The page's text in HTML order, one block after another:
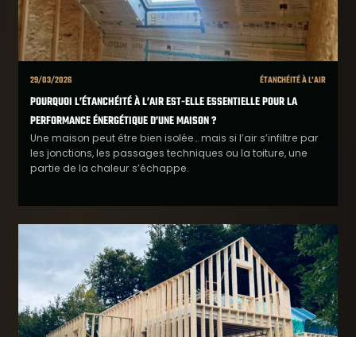
29/03/2026 ÉTANCHÉITÉ À L'AIR
POURQUOI L’ÉTANCHÉITÉ À L’AIR EST-ELLE ESSENTIELLE POUR LA
PERFORMANCE ÉNERGÉTIQUE D’UNE MAISON ?
Une maison peut être bien isolée… mais si l’air s’infiltre par
les jonctions, les passages techniques ou la toiture, une
partie de la chaleur s’échappe.